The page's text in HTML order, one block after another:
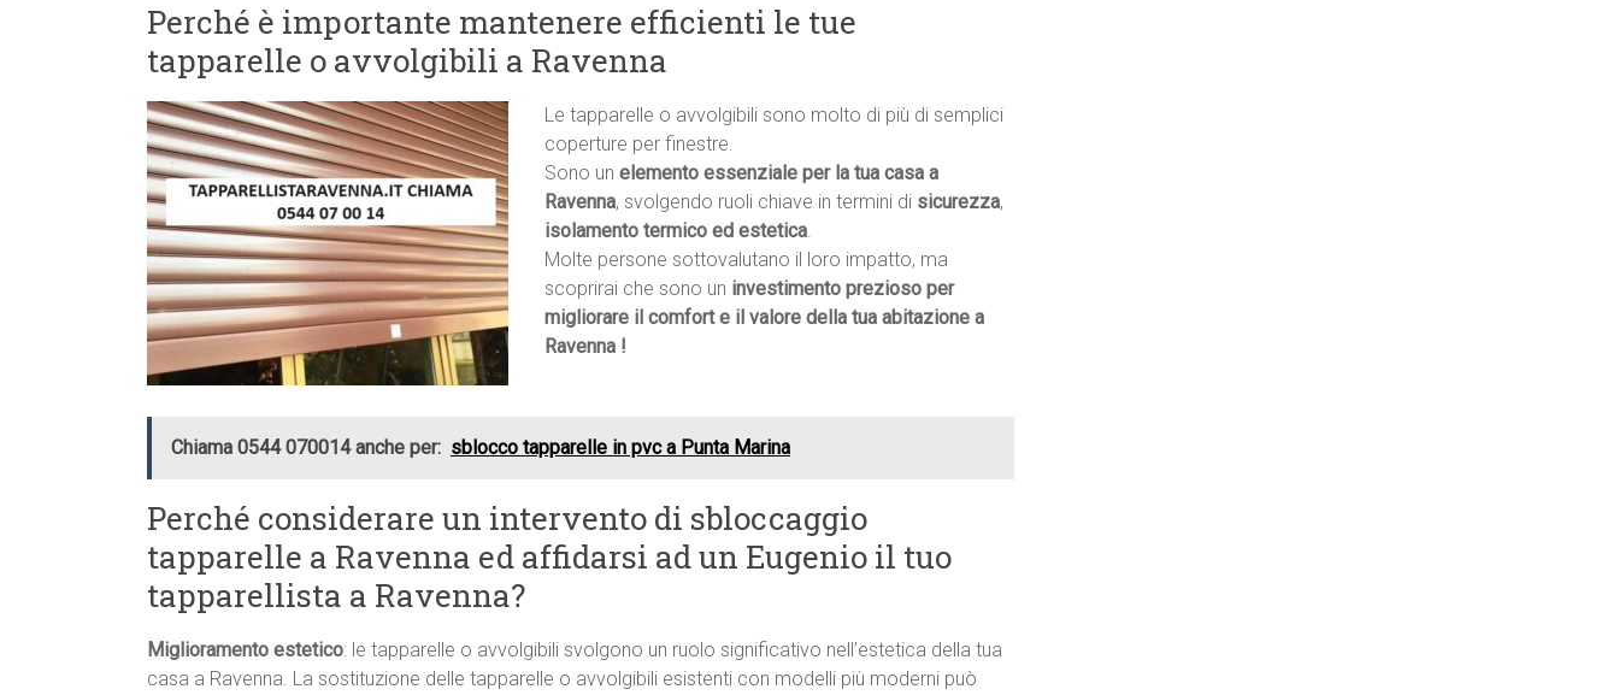
Perché è importante mantenere efficienti le tue
tapparelle o avvolgibili a Ravenna
Le tapparelle o avvolgibili sono molto di più di semplici
coperture per finestre.
Sono un elemento essenziale per la tua casa a
Ravenna, svolgendo ruoli chiave in termini di sicurezza,
isolamento termico ed estetica.
Molte persone sottovalutano il loro impatto, ma
scoprirai che sono un investimento prezioso per
migliorare il comfort e il valore della tua abitazione a
Ravenna !
Chiama 0544 070014 anche per: sblocco tapparelle in pvc a Punta Marina
Perché considerare un intervento di sbloccaggio
tapparelle a Ravenna ed affidarsi ad un Eugenio il tuo
tapparellista a Ravenna?
Miglioramento estetico: le tapparelle o avvolgibili svolgono un ruolo significativo nell’estetica della tua
casa a Ravenna. La sostituzione delle tapparelle o avvolgibili esistenti con modelli più moderni può